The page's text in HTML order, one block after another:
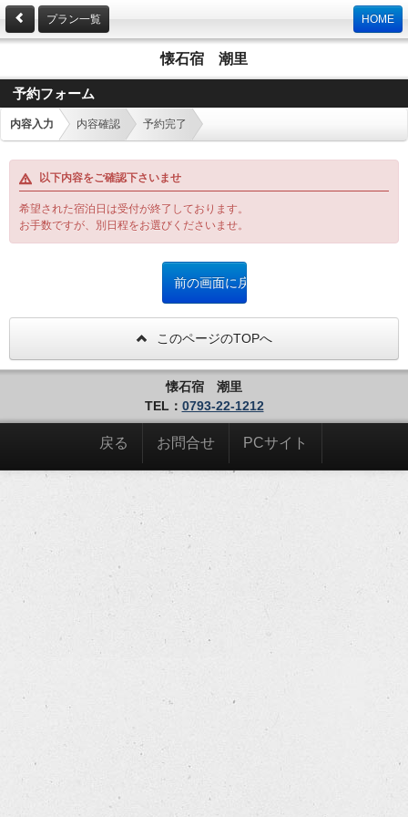
プラン一覧 HOME
懐石宿 潮里
予約フォーム
内容入力 内容確認 予約完了
以下内容をご確認下さいませ
希望された宿泊日は受付が終了しております。
お手数ですが、別日程をお選びくださいませ。
このページのTOPへ
懐石宿 潮里
TEL： 0793-22-1212
戻る お問合せ PCサイト